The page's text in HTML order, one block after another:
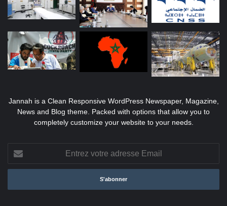
Jannah is a Clean Responsive WordPress Newspaper, Magazine,
News and Blog theme. Packed with options that allow you to
completely customize your website to your needs.
votre
adresse